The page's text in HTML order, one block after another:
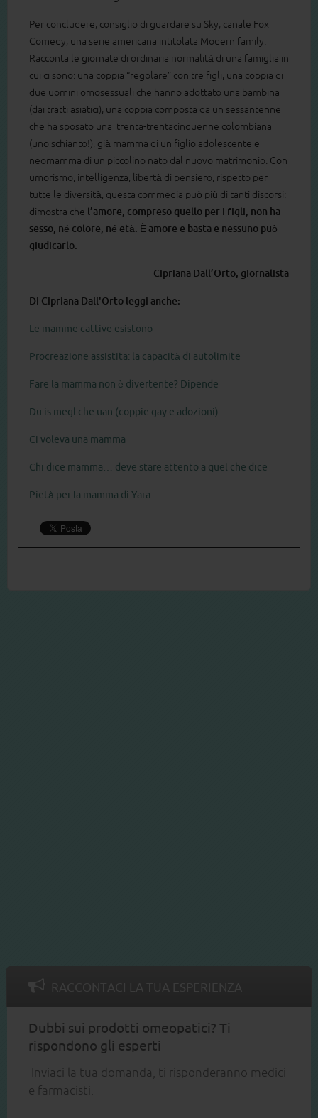
Per concludere, consiglio di guardare su Sky, canale Fox
Comedy, una serie americana intitolata Modern family.
Racconta le giornate di ordinaria normalità di una famiglia in
cui ci sono: una coppia “regolare” con tre figli, una coppia di
due uomini omosessuali che hanno adottato una bambina
(dai tratti asiatici), una coppia composta da un sessantenne
che ha sposato una trenta-trentacinquenne colombiana
(uno schianto!), già mamma di un figlio adolescente e
neomamma di un piccolino nato dal nuovo matrimonio. Con
umorismo, intelligenza, libertà di pensiero, rispetto per
tutte le diversità, questa commedia può più di tanti discorsi:
dimostra che l’amore, compreso quello per i figli, non ha
sesso, né colore, né età. È amore e basta e nessuno può
giudicarlo.
Cipriana Dall’Orto, giornalista
Di Cipriana Dall'Orto leggi anche:
Le mamme cattive esistono
Procreazione assistita: la capacità di autolimite
Fare la mamma non è divertente? Dipende
Du is megl che uan (coppie gay e adozioni)
Ci voleva una mamma
Chi dice mamma… deve stare attento a quel che dice
Pietà per la mamma di Yara
RACCONTACI LA TUA ESPERIENZA
Dubbi sui prodotti omeopatici? Ti
rispondono gli esperti
Inviaci la tua domanda, ti risponderanno medici
e farmacisti.